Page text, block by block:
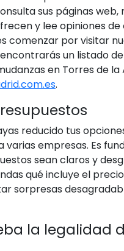
sus páginas web,
y lee opiniones de
comenzar por visitar
un listado
en Torres de la
.
reducido tus
varias empresas. Es
sean claros y
qué incluye el
sorpresas
la legalidad